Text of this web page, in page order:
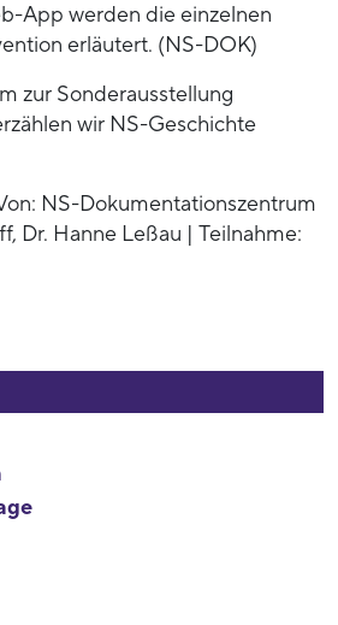
App werden die einzelnen
erläutert. (NS-DOK)
zur Sonderausstellung
wir NS-Geschichte
NS-Dokumentationszentrum
Dr. Hanne Leßau | Teilnahme: